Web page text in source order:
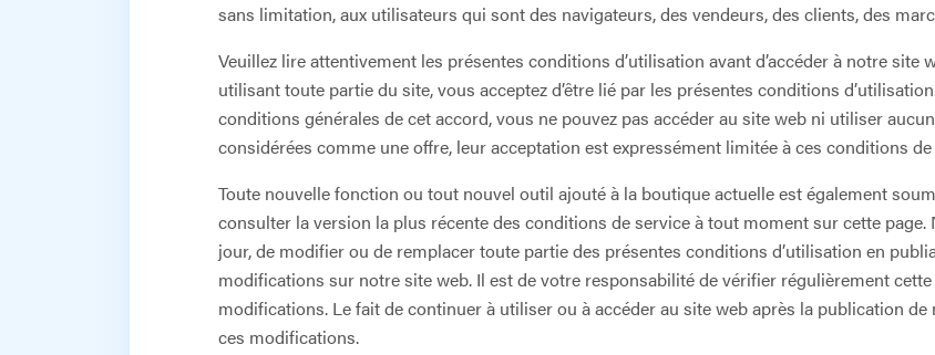
sans limitation, aux utilisateurs qui sont des navigateurs, des vendeurs, des clients, des
Veuillez lire attentivement les présentes conditions d’utilisation avant d’accéder à notre site
utilisant toute partie du site, vous acceptez d’être lié par les présentes conditions
conditions générales de cet accord, vous ne pouvez pas accéder au site web ni utiliser
considérées comme une offre, leur acceptation est expressément limitée à ces conditions
Toute nouvelle fonction ou tout nouvel outil ajouté à la boutique actuelle est également
consulter la version la plus récente des conditions de service à tout moment sur cette
jour, de modifier ou de remplacer toute partie des présentes conditions d’utilisation en
modifications sur notre site web. Il est de votre responsabilité de vérifier régulièrement
modifications. Le fait de continuer à utiliser ou à accéder au site web après la publication
ces modifications.